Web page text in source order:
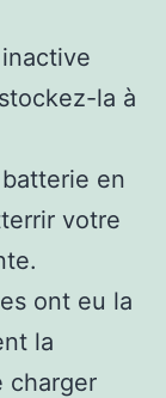
la à
en
votre
ont eu la
la
charger